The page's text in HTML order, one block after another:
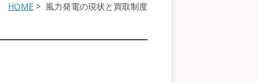
HOME > 風力発電の現状と買取制度